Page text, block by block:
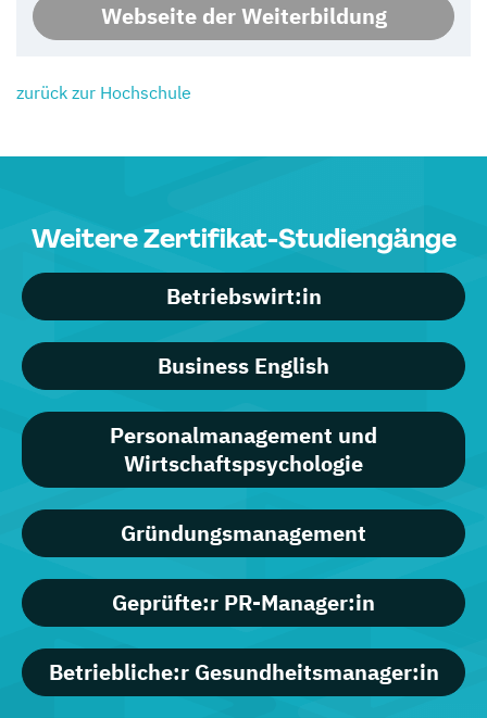
Webseite der Weiterbildung
zurück zur Hochschule
Weitere Zertifikat-Studiengänge
Betriebswirt:in
Business English
Personalmanagement und
Wirtschaftspsychologie
Gründungsmanagement
Geprüfte:r PR-Manager:in
Betriebliche:r Gesundheitsmanager:in